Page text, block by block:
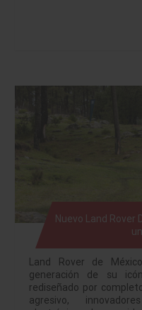
Nuevo Land Rover
Land Rover de
generación de su
rediseñado por
agresivo,